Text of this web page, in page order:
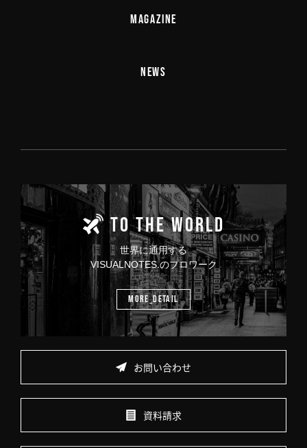
MAGAZINE
NEWS
TO THE WORLD
世界に通用する
VISUALNOTES.のプロワーク
MORE_DETAIL
お問い合わせ
資料請求